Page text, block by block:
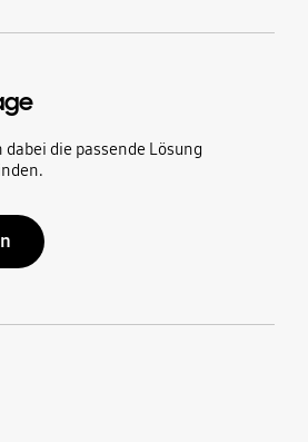
die passende Lösung